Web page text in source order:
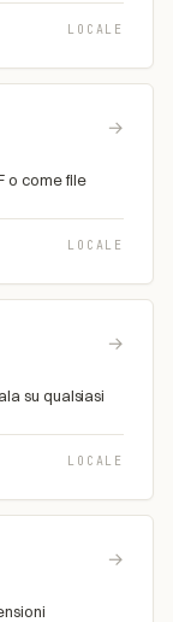
LOCALE
→
o come file
LOCALE
→
su qualsiasi
LOCALE
→